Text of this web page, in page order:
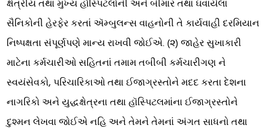
ક્ષેત્રીય તથા મુખ્ય હૉસ્પિટલોની અને બીમાર તથા ઘવાયેલા
સૈનિકોની હેરફેર કરતાં ઍમ્બુલન્સ વાહનોની તે કાર્યવાહી દરમિયાન
નિષ્પક્ષતા સંપૂર્ણપણે માન્ય રાખવી જોઈએ. (૨) જાહેર સુખાકારી
માટેના કર્મચારીઓ સહિતનાં તમામ તબીબી કર્મચારીગણ ને
સ્વયંસેવકો, પરિચારિકાઓ તથા ઈજાગ્રસ્તોને મદદ કરતા દેશના
નાગરિકો અને યુદ્ધક્ષેત્રના તથા હૉસ્પિટલમાંના ઈજાગ્રસ્તોને
દુશ્મન લેખવા જોઈએ નહિ અને તેમને તેમનાં અંગત સાધનો તથા